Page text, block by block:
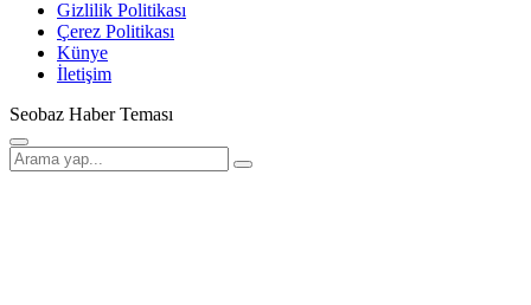
Gizlilik Politikası
Çerez Politikası
Künye
İletişim
Seobaz Haber Teması